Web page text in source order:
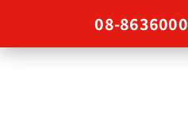
08-8636000